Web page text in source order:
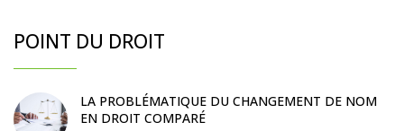
POINT DU DROIT
LA PROBLÉMATIQUE DU CHANGEMENT DE NOM
EN DROIT COMPARÉ